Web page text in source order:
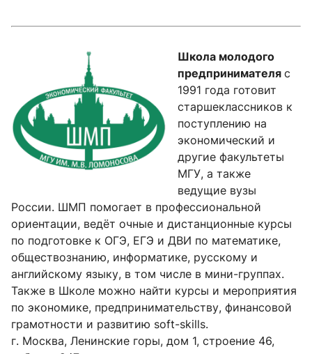
Школа молодого
предпринимателя с
1991 года готовит
старшеклассников к
поступлению на
экономический и
другие факультеты
МГУ, а также
ведущие вузы
России. ШМП помогает в профессиональной
ориентации, ведёт очные и дистанционные курсы
по подготовке к ОГЭ, ЕГЭ и ДВИ по математике,
обществознанию, информатике, русскому и
английскому языку, в том числе в мини-группах.
Также в Школе можно найти курсы и мероприятия
по экономике, предпринимательству, финансовой
грамотности и развитию soft-skills.
г. Москва, Ленинские горы, дом 1, строение 46,